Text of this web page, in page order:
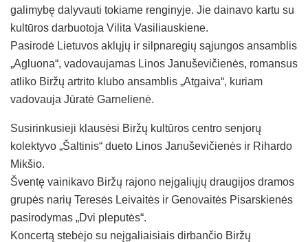
galimybę dalyvauti tokiame renginyje. Jie dainavo kartu su
kultūros darbuotoja Vilita Vasiliauskiene.
Pasirodė Lietuvos aklųjų ir silpnaregių sąjungos ansamblis
„Agluona“, vadovaujamas Linos Januševičienės, romansus
atliko Biržų artrito klubo ansamblis „Atgaiva“, kuriam
vadovauja Jūratė Garnelienė.
Susirinkusieji klausėsi Biržų kultūros centro senjorų
kolektyvo „Šaltinis“ dueto Linos Januševičienės ir Rihardo
Mikšio.
Šventę vainikavo Biržų rajono neįgaliųjų draugijos dramos
grupės narių Teresės Leivaitės ir Genovaitės Pisarskienės
pasirodymas „Dvi pleputės“.
Koncertą stebėjo su neįgaliaisiais dirbančio Biržų